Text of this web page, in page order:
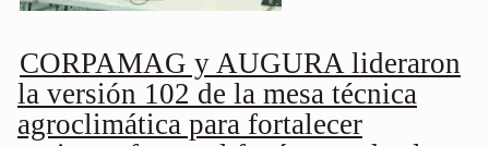
CORPAMAG y AUGURA lideraron
la versión 102 de la mesa técnica
agroclimática para fortalecer